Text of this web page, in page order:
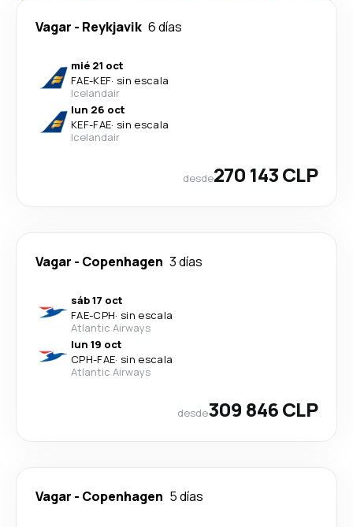
Vagar - Reykjavik 6 días
mié 21 oct
FAE-KEF· sin escala
Icelandair
lun 26 oct
KEF-FAE· sin escala
Icelandair
desde270 143 CLP
Vagar - Copenhagen 3 días
sáb 17 oct
FAE-CPH· sin escala
Atlantic Airways
lun 19 oct
CPH-FAE· sin escala
Atlantic Airways
desde309 846 CLP
Vagar - Copenhagen 5 días